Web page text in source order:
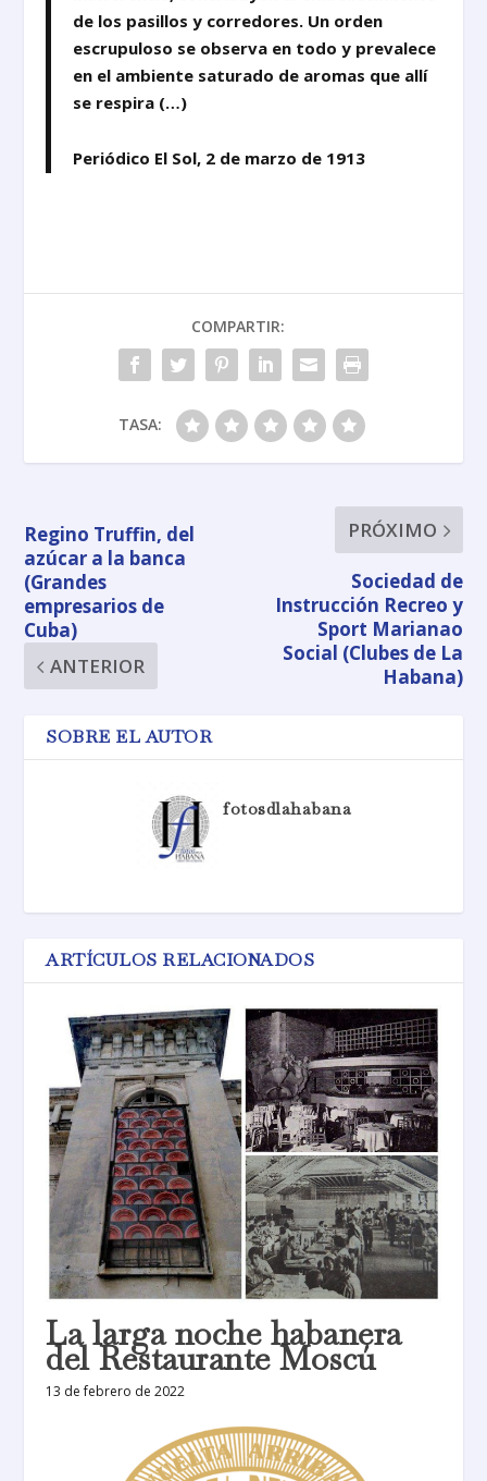
de los pasillos y corredores. Un orden
escrupuloso se observa en todo y prevalece
en el ambiente saturado de aromas que allí
se respira (…)
Periódico El Sol, 2 de marzo de 1913
COMPARTIR:
TASA:
Regino Truffin, del
azúcar a la banca
(Grandes
empresarios de
Cuba)
ANTERIOR
PRÓXIMO
Sociedad de
Instrucción Recreo y
Sport Marianao
Social (Clubes de La
Habana)
SOBRE EL AUTOR
fotosdlahabana
ARTÍCULOS RELACIONADOS
La larga noche habanera
del Restaurante Moscú
13 de febrero de 2022